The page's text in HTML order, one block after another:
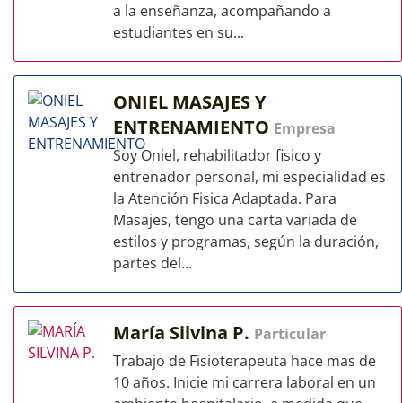
a la enseñanza, acompañando a
estudiantes en su...
ONIEL MASAJES Y
ENTRENAMIENTO Empresa
Soy Oniel, rehabilitador fisico y
entrenador personal, mi especialidad es
la Atención Fisica Adaptada. Para
Masajes, tengo una carta variada de
estilos y programas, según la duración,
partes del...
María Silvina P. Particular
Trabajo de Fisioterapeuta hace mas de
10 años. Inicie mi carrera laboral en un